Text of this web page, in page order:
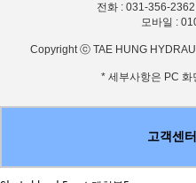
전화 : 031-356-
모바일 :
Copyright ⓒ TAE HUNG
* 세부사항은 PC
고객센